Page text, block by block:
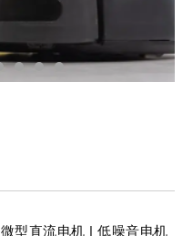
微型直流电机 | 低噪音电机